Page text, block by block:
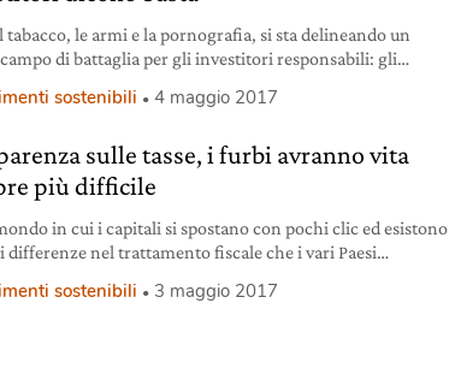
tabacco, le armi e la pornografia, si sta delineando un
di battaglia per gli investitori responsabili: gli
che l’uso di antibiotici negli allevamenti intensivi è
che il mondo della finanza resti
sostenibili 4 maggio 2017
sulle tasse, i furbi avranno vita
più difficile
in cui i capitali si spostano con pochi clic ed esistono
differenze nel trattamento fiscale che i vari Paesi
Pur di massimizzare i profitti, alcune grandi
sostenibili 3 maggio 2017